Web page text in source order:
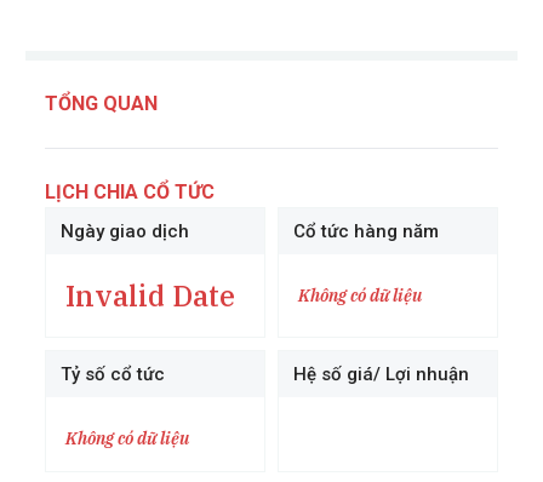
TỔNG QUAN
LỊCH CHIA CỔ TỨC
Ngày giao dịch
Invalid Date
Cổ tức hàng năm
Không có dữ liệu
Tỷ số cổ tức
Không có dữ liệu
Hệ số giá/ Lợi nhuận